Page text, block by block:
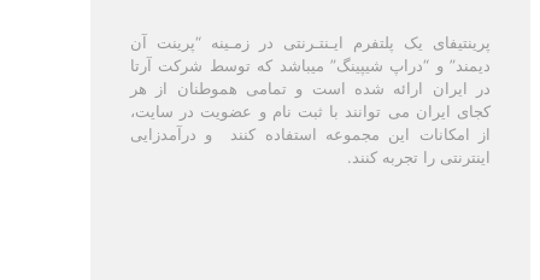
پرینتیفای یک پلتفرم ایـنتـرنتی در زمـینه “پرینت آن
دیمند” و “دراپ شیپینگ” میباشد که توسط شرکت آرتا
در ایران ارائه شده است و تمامی هموطنان از هر
کجای ایران می توانند با ثبت نام و عضویت در سایت،
از امکانات این مجموعه استفاده کنند و درآمدزایی
اینترنتی را تجربه کنند.